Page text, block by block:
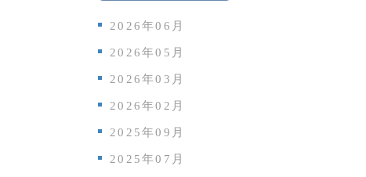
2026年06月
2026年05月
2026年03月
2026年02月
2025年09月
2025年07月